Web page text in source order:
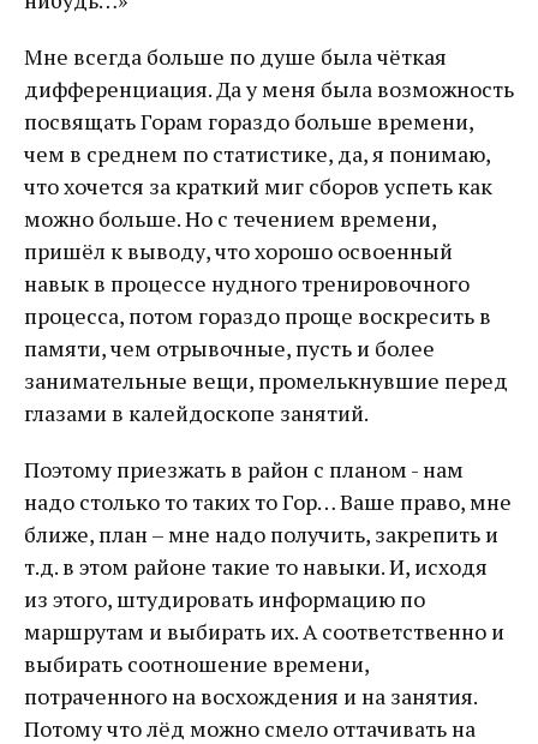
Мне всегда больше по душе была чёткая
дифференциация. Да у меня была возможность
посвящать Горам гораздо больше времени,
чем в среднем по статистике, да, я понимаю,
что хочется за краткий миг сборов успеть как
можно больше. Но с течением времени,
пришёл к выводу, что хорошо освоенный
навык в процессе нудного тренировочного
процесса, потом гораздо проще воскресить в
памяти, чем отрывочные, пусть и более
занимательные вещи, промелькнувшие перед
глазами в калейдоскопе занятий.
Поэтому приезжать в район с планом - нам
надо столько то таких то Гор… Ваше право, мне
ближе, план – мне надо получить, закрепить и
т.д. в этом районе такие то навыки. И, исходя
из этого, штудировать информацию по
маршрутам и выбирать их. А соответственно и
выбирать соотношение времени,
потраченного на восхождения и на занятия.
Потому что лёд можно смело оттачивать на